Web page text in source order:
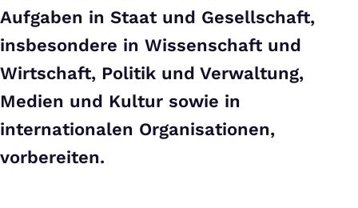
Aufgaben in Staat und Gesellschaft,
insbesondere in Wissenschaft und
Wirtschaft, Politik und Verwaltung,
Medien und Kultur sowie in
internationalen Organisationen,
vorbereiten.